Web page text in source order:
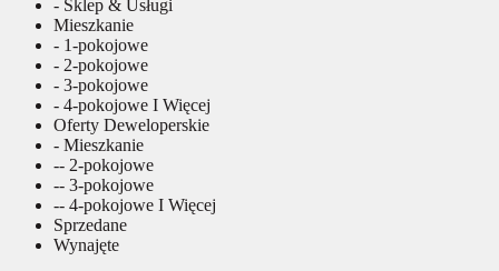
- Sklep & Usługi
Mieszkanie
- 1-pokojowe
- 2-pokojowe
- 3-pokojowe
- 4-pokojowe I Więcej
Oferty Deweloperskie
- Mieszkanie
-- 2-pokojowe
-- 3-pokojowe
-- 4-pokojowe I Więcej
Sprzedane
Wynajęte